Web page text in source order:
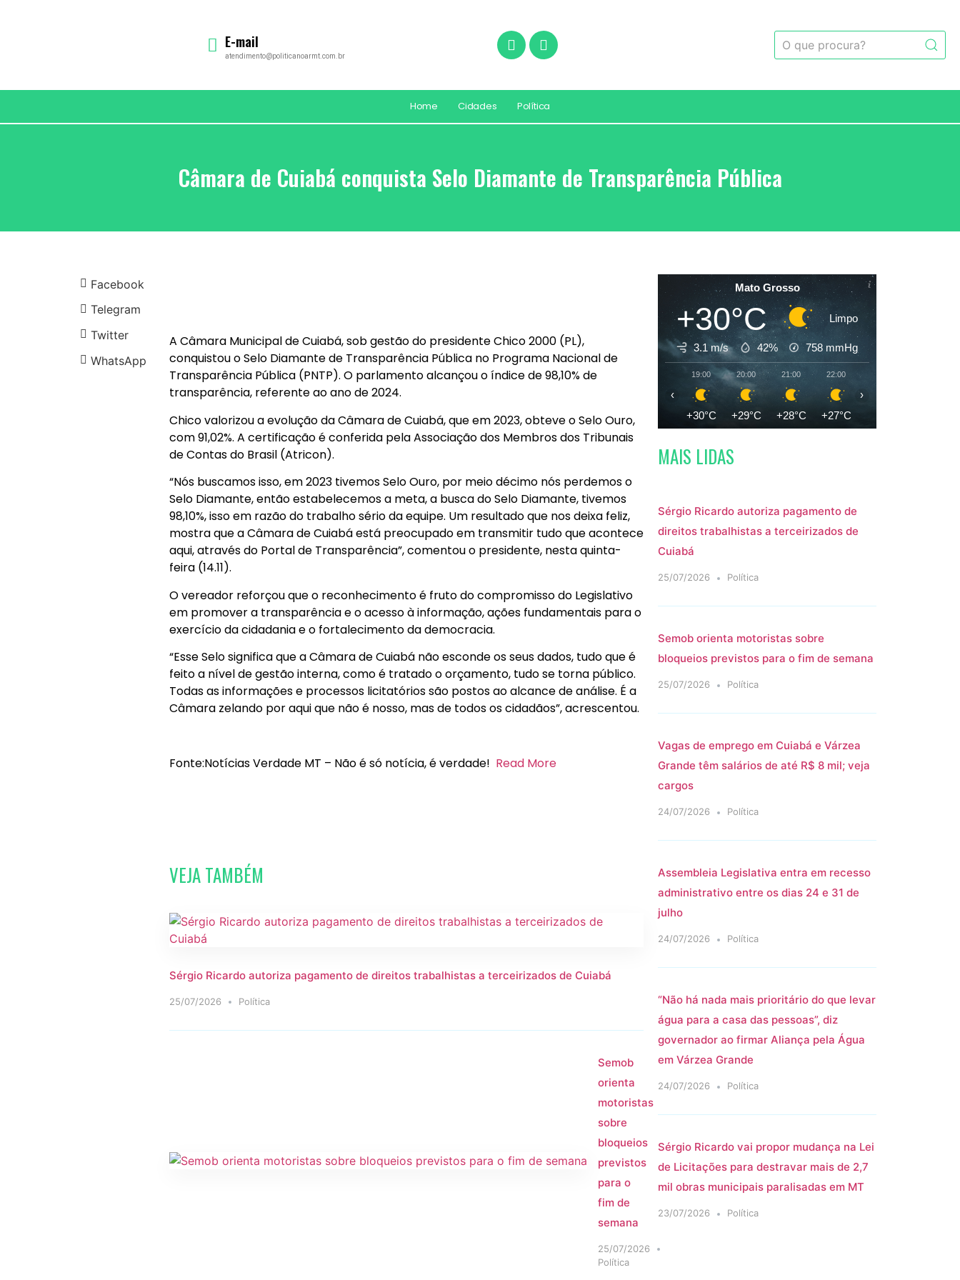
E-mail
atendimento@politicanoarmt.com.br
Home Cidades Política
Câmara de Cuiabá conquista Selo Diamante de Transparência Pública
Facebook
Telegram
Twitter
WhatsApp
A Câmara Municipal de Cuiabá, sob gestão do presidente Chico 2000 (PL),
conquistou o Selo Diamante de Transparência Pública no Programa Nacional de
Transparência Pública (PNTP). O parlamento alcançou o índice de 98,10% de
transparência, referente ao ano de 2024.
Chico valorizou a evolução da Câmara de Cuiabá, que em 2023, obteve o Selo Ouro,
com 91,02%. A certificação é conferida pela Associação dos Membros dos Tribunais
de Contas do Brasil (Atricon).
“Nós buscamos isso, em 2023 tivemos Selo Ouro, por meio décimo nós perdemos o
Selo Diamante, então estabelecemos a meta, a busca do Selo Diamante, tivemos
98,10%, isso em razão do trabalho sério da equipe. Um resultado que nos deixa feliz,
mostra que a Câmara de Cuiabá está preocupado em transmitir tudo que acontece
aqui, através do Portal de Transparência”, comentou o presidente, nesta quinta-
feira (14.11).
O vereador reforçou que o reconhecimento é fruto do compromisso do Legislativo
em promover a transparência e o acesso à informação, ações fundamentais para o
exercício da cidadania e o fortalecimento da democracia.
“Esse Selo significa que a Câmara de Cuiabá não esconde os seus dados, tudo que é
feito a nível de gestão interna, como é tratado o orçamento, tudo se torna público.
Todas as informações e processos licitatórios são postos ao alcance de análise. É a
Câmara zelando por aqui que não é nosso, mas de todos os cidadãos”, acrescentou.
Fonte:Notícias Verdade MT – Não é só notícia, é verdade! Read More
VEJA TAMBÉM
Sérgio Ricardo autoriza pagamento de direitos trabalhistas a terceirizados de Cuiabá
25/07/2026 Política
Semob
orienta
motoristas
sobre
bloqueios
previstos
para o
fim de
semana
25/07/2026
Política
Mato Grosso
+30°C Limpo
3.1 m/s 42% 758 mmHg
19:00
+30°C
20:00
+29°C
21:00
+28°C
22:00
+27°C
‹ ›
MAIS LIDAS
Sérgio Ricardo autoriza pagamento de
direitos trabalhistas a terceirizados de
Cuiabá
25/07/2026 Política
Semob orienta motoristas sobre
bloqueios previstos para o fim de semana
25/07/2026 Política
Vagas de emprego em Cuiabá e Várzea
Grande têm salários de até R$ 8 mil; veja
cargos
24/07/2026 Política
Assembleia Legislativa entra em recesso
administrativo entre os dias 24 e 31 de
julho
24/07/2026 Política
“Não há nada mais prioritário do que levar
água para a casa das pessoas”, diz
governador ao firmar Aliança pela Água
em Várzea Grande
24/07/2026 Política
Sérgio Ricardo vai propor mudança na Lei
de Licitações para destravar mais de 2,7
mil obras municipais paralisadas em MT
23/07/2026 Política